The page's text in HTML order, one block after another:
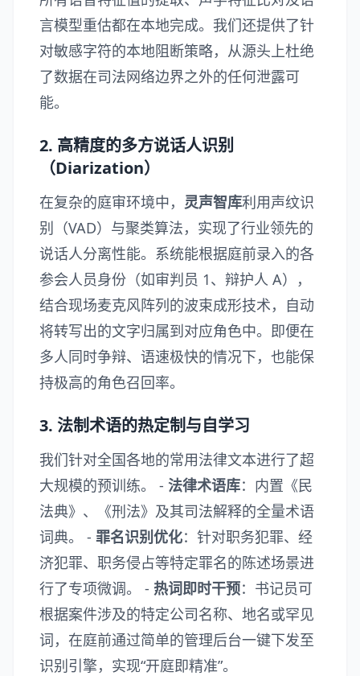
言模型重估都在本地完成。我们还提供了针
对敏感字符的本地阻断策略，从源头上杜绝
了数据在司法网络边界之外的任何泄露可
能。
2. 高精度的多方说话人识别
（Diarization）
在复杂的庭审环境中， 灵声智库利用声纹识
别（VAD）与聚类算法，实现了行业领先的
说话人分离性能。系统能根据庭前录入的各
参会人员身份（如审判员 1、辩护人 A），
结合现场麦克风阵列的波束成形技术，自动
将转写出的文字归属到对应角色中。即便在
多人同时争辩、语速极快的情况下，也能保
持极高的角色召回率。
3. 法制术语的热定制与自学习
我们针对全国各地的常用法律文本进行了超
大规模的预训练。 - 法律术语库：内置《民
法典》、《刑法》及其司法解释的全量术语
词典。 - 罪名识别优化：针对职务犯罪、经
济犯罪、职务侵占等特定罪名的陈述场景进
行了专项微调。 - 热词即时干预：书记员可
根据案件涉及的特定公司名称、地名或罕见
词，在庭前通过简单的管理后台一键下发至
识别引擎，实现“开庭即精准”。